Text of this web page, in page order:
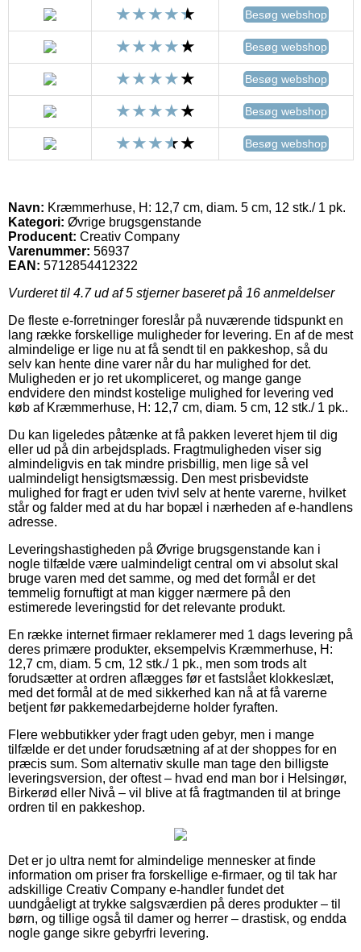
Besøg webshop
Besøg webshop
Besøg webshop
Besøg webshop
Besøg webshop
Navn: Kræmmerhuse, H: 12,7 cm, diam. 5 cm, 12 stk./ 1 pk.
Kategori: Øvrige brugsgenstande
Producent: Creativ Company
Varenummer: 56937
EAN: 5712854412322
Vurderet til 4.7ud af 5 stjerner baseret på 16 anmeldelser
De fleste e-forretninger foreslår på nuværende tidspunkt en
lang række forskellige muligheder for levering. En af de mest
almindelige er lige nu at få sendt til en pakkeshop, så du
selv kan hente dine varer når du har mulighed for det.
Muligheden er jo ret ukompliceret, og mange gange
endvidere den mindst kostelige mulighed for levering ved
køb af Kræmmerhuse, H: 12,7 cm, diam. 5 cm, 12 stk./ 1 pk..
Du kan ligeledes påtænke at få pakken leveret hjem til dig
eller ud på din arbejdsplads. Fragtmuligheden viser sig
almindeligvis en tak mindre prisbillig, men lige så vel
ualmindeligt hensigtsmæssig. Den mest prisbevidste
mulighed for fragt er uden tvivl selv at hente varerne, hvilket
står og falder med at du har bopæl i nærheden af e-handlens
adresse.
Leveringshastigheden på Øvrige brugsgenstande kan i
nogle tilfælde være ualmindeligt central om vi absolut skal
bruge varen med det samme, og med det formål er det
temmelig fornuftigt at man kigger nærmere på den
estimerede leveringstid for det relevante produkt.
En række internet firmaer reklamerer med 1 dags levering på
deres primære produkter, eksempelvis Kræmmerhuse, H:
12,7 cm, diam. 5 cm, 12 stk./ 1 pk., men som trods alt
forudsætter at ordren aflægges før et fastslået klokkeslæt,
med det formål at de med sikkerhed kan nå at få varerne
betjent før pakkemedarbejderne holder fyraften.
Flere webbutikker yder fragt uden gebyr, men i mange
tilfælde er det under forudsætning af at der shoppes for en
præcis sum. Som alternativ skulle man tage den billigste
leveringsversion, der oftest – hvad end man bor i Helsingør,
Birkerød eller Nivå – vil blive at få fragtmanden til at bringe
ordren til en pakkeshop.
Det er jo ultra nemt for almindelige mennesker at finde
information om priser fra forskellige e-firmaer, og til tak har
adskillige Creativ Company e-handler fundet det
uundgåeligt at trykke salgsværdien på deres produkter – til
børn, og tillige også til damer og herrer – drastisk, og endda
nogle gange sikre gebyrfri levering.